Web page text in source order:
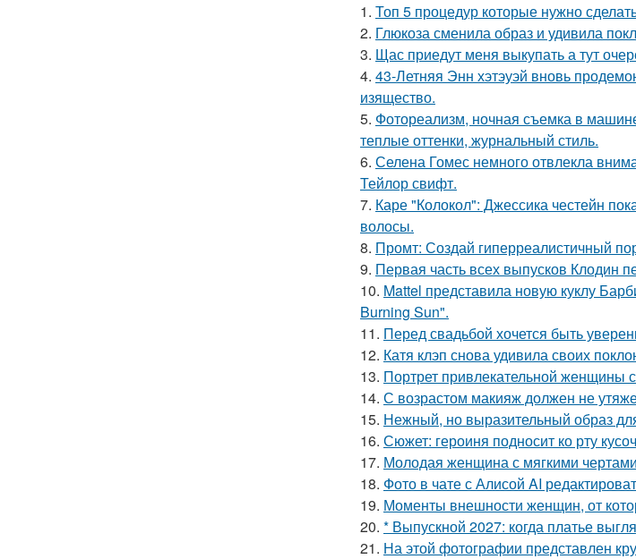
1. Топ 5 процедур которые нужно
2. Глюкоза сменила образ и удивила
3. Щас приедут меня выкупать а тут
4. 43-Летняя Энн хэтэуэй вновь
изящество.
5. Фотореализм, ночная съемка в
теплые оттенки, журнальный стиль.
6. Селена Гомес немного отвлекла
Тейлор свифт.
7. Каре "Колокол": Джессика честейн
волосы.
8. Промт: Создай гиперреалистичный
9. Первая часть всех выпусков Клодин
10. Mattel представила новую куклу
Burning Sun".
11. Перед свадьбой хочется быть
12. Катя клэп снова удивила своих
13. Портрет привлекательной женщины
14. С возрастом макияж должен не
15. Нежный, но выразительный образ
16. Сюжет: героиня подносит ко рту
17. Молодая женщина с мягкими
18. Фото в чате с Алисой AI
19. Моменты внешности женщин, от
20. * Выпускной 2027: когда платье
21. На этой фотографии представлен